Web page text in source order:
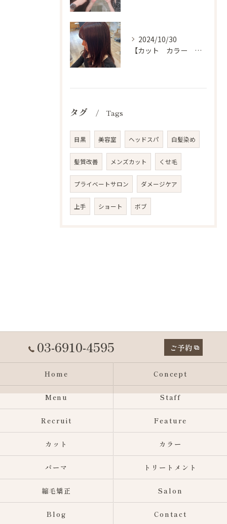
2024/10/30
【カット カラー トリートメント 目黒 美容室 スタイル】
タグ Tags
目黒 美容室 ヘッドスパ 白髪染め
髪質改善 メンズカット くせ毛
プライベートサロン ダメージケア
上手 ショート ボブ
03-6910-4595 ご予約
Home Concept
Menu Staff
Recruit Feature
カット カラー
パーマ トリートメント
縮毛矯正 Salon
Blog Contact